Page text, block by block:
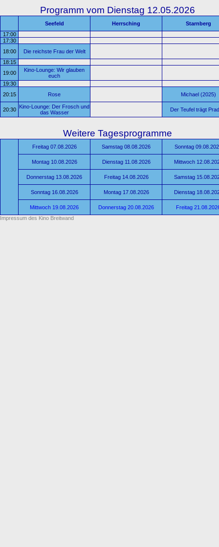
Programm vom Dienstag 12.05.2026
Seefeld Herrsching
Starnberg
17:00
17:30
18:00
Die reichste Frau der Welt
18:15
19:00
Kino-Lounge: Wir glauben
euch
19:30
20:15
Rose Michael (2025)
20:30
Kino-Lounge: Der Frosch und
das Wasser
Der Teufel trägt
Weitere Tagesprogramme
Freitag 07.08.2026 Samstag 08.08.2026 Sonntag
Montag 10.08.2026 Dienstag 11.08.2026 Mittwoch
Donnerstag 13.08.2026 Freitag 14.08.2026 Samstag
Sonntag 16.08.2026 Montag 17.08.2026 Dienstag
Mittwoch 19.08.2026 Donnerstag 20.08.2026
Freitag
Impressum des Kino Breitwand